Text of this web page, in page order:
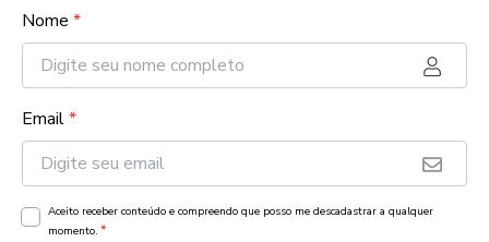
Nome *
Email*
Aceito receber conteúdo e compreendo que posso me descadastrar a qualquer
momento. *